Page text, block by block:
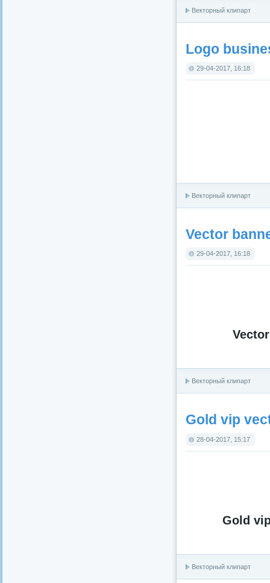
Векторный клипарт
Logo
29-04-2017, 16:18
Векторный клипарт
Vector
29-04-2017, 16:18
Векторный клипарт
Gold vip
28-04-2017, 15:17
Gold
Векторный клипарт